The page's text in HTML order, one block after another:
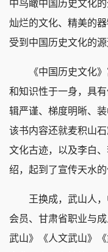
中鸟瞰中国历史文化
灿烂的文化、精美的
受到中国历史文化的源
《中国历史文化》
和知识性于一身，具
辑严谨、梯度明晰、
该书内容还就麦积山
文化古迹，以及李白
绍，起到了宣传天水的
王换成，武山人，
会员、甘肃省职业与
武山》《人文武山》